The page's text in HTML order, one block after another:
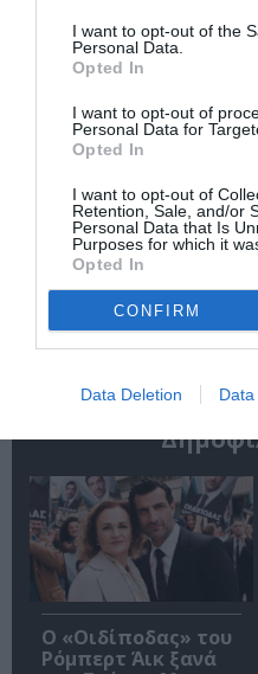
I want to opt-out of the
Personal Data.
Opted In
I want to opt-out of
Personal Data for
Opted In
I want to opt-out of
Retention, Sale, and/or
Personal Data that Is
Purposes for which it
Opted In
CONFIRM
Data Deletion Data
Σιγκισμούντ
Κρζιζανόφσκι
Φιλίπ Κολλέν – Ο
μπάρμαν του Ritz:
Ένα κοινωνικό
ιστορικό βιβλίο
O «Οιδίποδας» του
Ρόμπερτ Άικ ξανά